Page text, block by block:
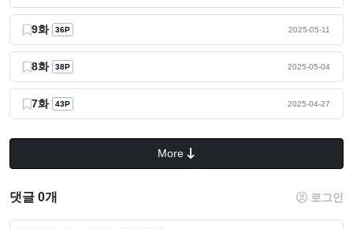
9화 36P 2025-05-11
8화 38P 2025-05-04
7화 43P 2025-04-27
More
댓글 0개 로그인